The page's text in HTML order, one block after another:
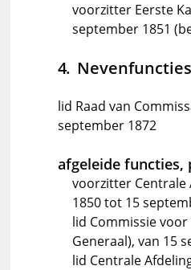
voorzitter Eerste
september 1851
Nevenfuncties
lid Raad van
september 1872
afgeleide functies,
voorzitter Centrale
1850 tot 15
lid Commissie
Generaal), van 15
lid Centrale